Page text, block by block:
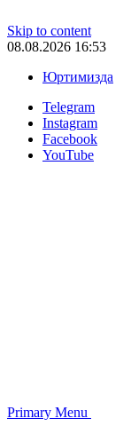
Skip to content
08.08.2026 16:53
Юртимизда
Telegram
Instagram
Facebook
YouTube
Primary Menu